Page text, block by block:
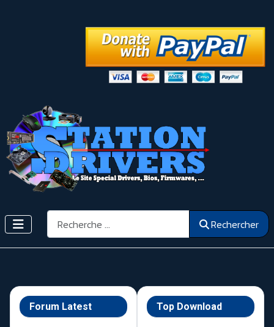
Rechercher Rechercher
Forum Latest Top Download